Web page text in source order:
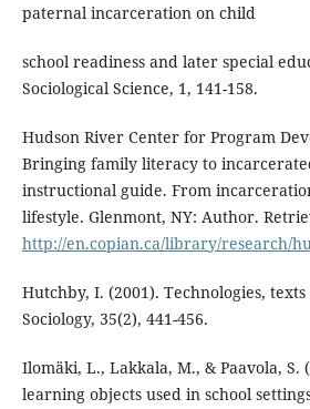
paternal incarceration on child
school readiness and later special
Sociological Science, 1, 141-158.
Hudson River Center for Program
Bringing family literacy to
instructional guide. From
lifestyle. Glenmont, NY: Author.
http://en.copian.ca/library/research/
Hutchby, I. (2001). Technologies,
Sociology, 35(2), 441-456.
Ilomäki, L., Lakkala, M., & Paavola, S.
learning objects used in school